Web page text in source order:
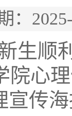
：
生顺
院心
宣传